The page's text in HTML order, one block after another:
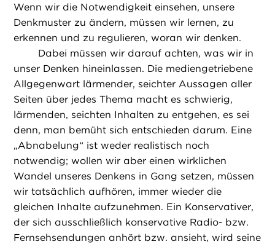
Wenn wir die Notwendigkeit einsehen, unsere
Denkmuster zu ändern, müssen wir lernen, zu
erkennen und zu regulieren, woran wir denken.
Dabei müssen wir darauf achten, was wir in
unser Denken hineinlassen. Die mediengetriebene
Allgegenwart lärmender, seichter Aussagen aller
Seiten über jedes Thema macht es schwierig,
lärmenden, seichten Inhalten zu entgehen, es sei
denn, man bemüht sich entschieden darum. Eine
„Abnabelung“ ist weder realistisch noch
notwendig; wollen wir aber einen wirklichen
Wandel unseres Denkens in Gang setzen, müssen
wir tatsächlich aufhören, immer wieder die
gleichen Inhalte aufzunehmen. Ein Konservativer,
der sich ausschließlich konservative Radio- bzw.
Fernsehsendungen anhört bzw. ansieht, wird seine